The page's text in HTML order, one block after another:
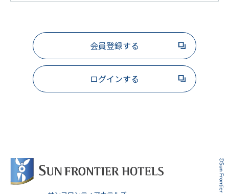
ださい。なお、会員登録は本人のみによって、自
身に関する真実かつ正確な最新の情報を当社に提
供するものとし、代理での登録は行えないものと
します。
2. 過去に会員資格が取り消された方や当社がふさ
により重複する会員資格を抹消することができる
ものとします。
会員登録する
ログインする